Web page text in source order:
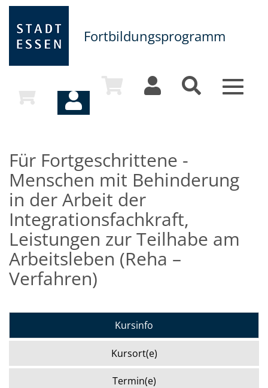
Fortbildungsprogramm
Toggle
Für Fortgeschrittene -
Menschen mit Behinderung
in der Arbeit der
Integrationsfachkraft,
Leistungen zur Teilhabe am
Arbeitsleben (Reha –
Verfahren)
Kursinfo
Kursort(e)
Termin(e)